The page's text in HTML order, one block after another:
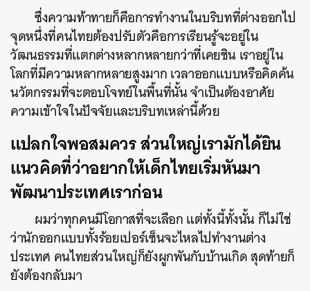
ซึ่งความท้าทายก็คือการทำงานในบริบทที่ต่างออกไป
จุดหนึ่งที่คนไทยต้องปรับตัวคือการเรียนรู้จะอยู่ใน
วัฒนธรรมที่แตกต่างหลากหลายกว่าที่เคยชิน เราอยู่ใน
โลกที่มีความหลากหลายสูงมาก เวลาออกแบบหรือคิดค้น
นวัตกรรมที่จะตอบโจทย์ในพื้นที่นั้น จำเป็นต้องอาศัย
ความเข้าใจในปัจจัยและบริบทเหล่านี้ด้วย
แปลกใจพอสมควร ส่วนใหญ่เรามักได้ยิน
แนวคิดที่ว่าอยากให้เด็กไทยเริ่มหันมา
พัฒนาประเทศเราก่อน
ผมว่าทุกคนมีโอกาสที่จะเลือก แต่ทั้งนี้ทั้งนั้น ก็ไม่ใช่
ว่านักออกแบบทั้งร้อยเปอร์เซ็นจะไหลไปทำงานต่าง
ประเทศ คนไทยส่วนใหญ่ก็ยังผูกพันกับบ้านเกิด สุดท้ายก็
ยังต้องกลับมา